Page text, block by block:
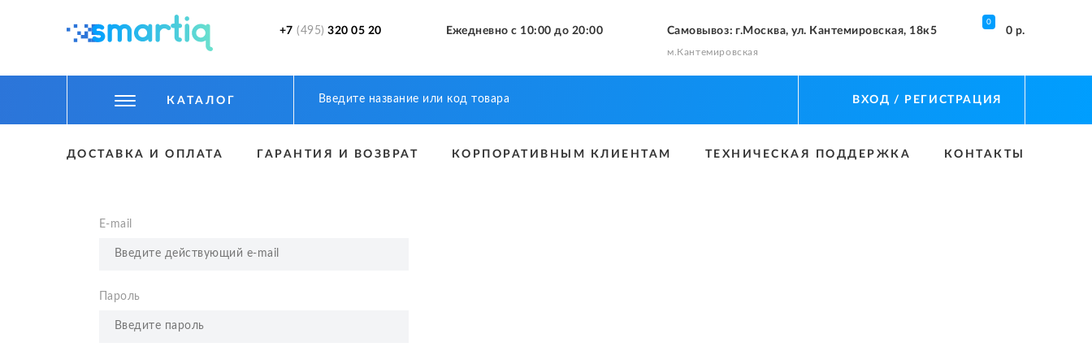
+7 (495) 320 05 20 Ежедневно с 10:00 до 20:00 Самовывоз: г.Москва, ул. Кантемировская, 18к5
м.Кантемировская
0
0 р.
КАТАЛОГ
АКСЕССУАРЫ
ВХОД/ РЕГИСТРАЦИЯ
ДОСТАВКА И ОПЛАТА ГАРАНТИЯ И ВОЗВРАТ КОРПОРАТИВНЫМ КЛИЕНТАМ ТЕХНИЧЕСКАЯ ПОДДЕРЖКА КОНТАКТЫ
E-mail
Пароль